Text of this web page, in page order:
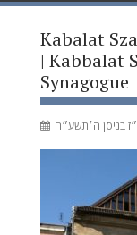
Kabalat
| Kabbalat
Synagogue